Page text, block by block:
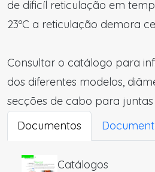
de dificíl reticulação em
23ºC a reticulação demora
Consultar o catálogo para
dos diferentes modelos,
secções de cabo para
Documentos
Catálogos